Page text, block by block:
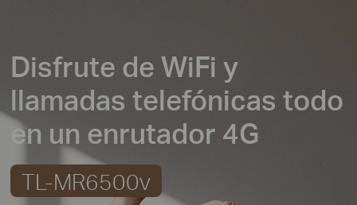
Disfrute de WiFi y
llamadas telefónicas todo
en un enrutador 4G
TL-MR6500v